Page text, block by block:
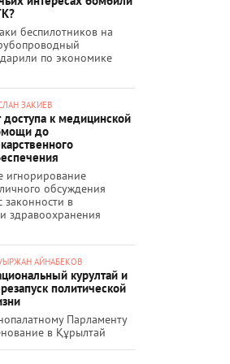
беспилотников на
по экономике
ЗАКИЕВ
доступа к медицинской
до
игнорирование
обсуждения
законности в
здравоохранения
АЙНАБЕКОВ
курултай и
политической
Парламенту
в Құрылтай